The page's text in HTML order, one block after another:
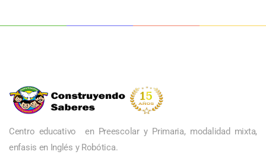
Centro educativo en Preescolar y Primaria, modalidad mixta,
enfasis en Inglés y Robótica.